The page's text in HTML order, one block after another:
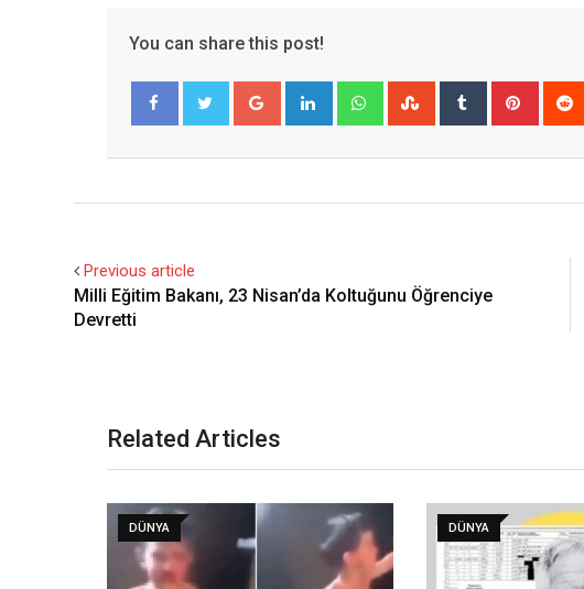
You can share this post!
Google+ LinkedIn WhatsappStumbleUpon
Tumblr
Previous article
Milli Eğitim Bakanı, 23 Nisan’da Koltuğunu Öğrenciye
Devretti
Related Articles
DÜNYA DÜNYA